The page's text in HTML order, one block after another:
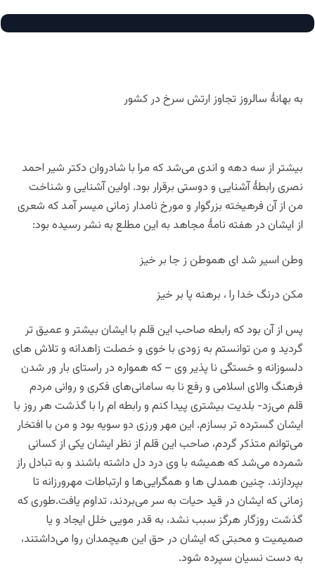
به بهانۀ سالروز تجاوز ارتش سرخ در کشور
بیشتر از سه دهه و اندی می‌شد که مرا با شادروان دکتر شیر احمد
نصری رابطۀ آشنایی و دوستی برقرار بود. اولین آشنایی و شناخت
من از آن فرهیخته بزرگوار و مورخ نامدار زمانی میسر آمد که شعری
از ایشان در هفته نامۀ مجاهد به این مطلع به نشر رسیده بود:
وطن اسیر شد ای هموطن ز جا بر خیز
مکن درنگ خدا را ، برهنه پا بر خیز
پس از آن بود که رابطه صاحب این قلم با ایشان بیشتر و عمیق تر
گردید و من توانستم به زودی با خوی و خصلت زاهدانه و تلاش های
دلسوزانه و خستگی نا پذیر وی – که همواره در راستای بار ور شدن
فرهنگ والای اسلامی و رفع نا به سامانی‌های فکری و روانی مردم
قلم می‌زد- بلدیت بیشتری پیدا کنم و رابطه ام را با گذشت هر روز با
ایشان گسترده تر بسازم. این مهر ورزی دو سویه بود و من با افتخار
می‌توانم متذکر گردم، صاحب این قلم از نظر ایشان یکی از کسانی
شمرده می‌شد که همیشه با وی درد دل داشته باشند و به تبادل راز
بپردازند. چنین همدلی ها و همگرایی‌ها و ارتباطات مهرورزانه تا
زمانی که ایشان در قید حیات به سر می‌بردند، تداوم یافت.طوری که
گذشت روزگار هرگز سبب نشد، به قدر مویی خلل ایجاد و یا
صمیمیت و محبتی که ایشان در حق این هیچمدان روا می‌داشتند،
به دست نسیان سپرده شود.